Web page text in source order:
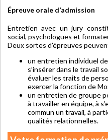
Épreuve orale d’admission
Entretien avec un jury
social, psychologues et
Deux sortes d’épreuves
un entretien individuel
s’insérer dans le travail
évaluer les traits de
exercer la fonction de
un entretien de groupe
à travailler en équipe, à
commun un travail, à
qualités relationnelles.